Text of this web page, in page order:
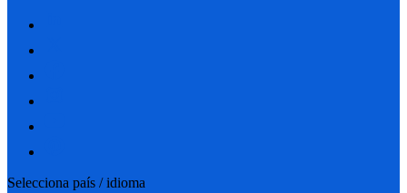
Selecciona país / idioma